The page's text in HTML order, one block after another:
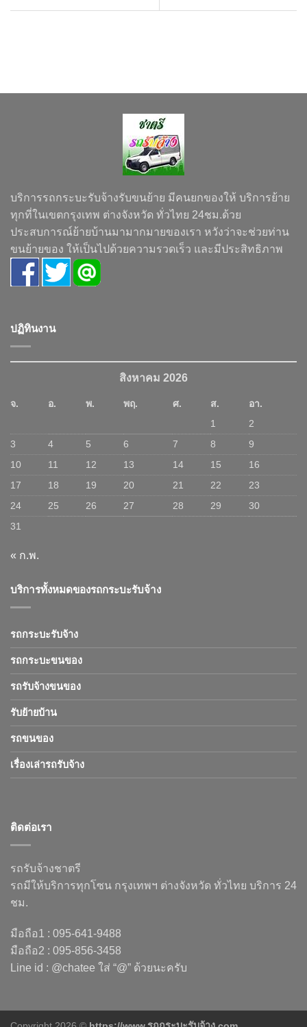
บริการรถกระบะรับจ้างรับขนย้าย มีคนยกของให้ บริการย้าย
ทุกที่ในเขตกรุงเทพ ต่างจังหวัด ทั่วไทย 24ชม.ด้วย
ประสบการณ์ย้ายบ้านมามากมายของเรา หวังว่าจะช่วยท่าน
ขนย้ายของ ให้เป็นไปด้วยความรวดเร็ว และมีประสิทธิภาพ
ปฏิทินงาน
สิงหาคม 2026
จ. อ. พ. พฤ. ศ. ส.
อา.
1
2
3
4 5 6 7 8
9
10
11 12 13 14 15
16
17
18 19 20 21 22
23
24
25 26 27 28 29
30
31
« ก.พ.
บริการทั้งหมดของรถกระบะรับจ้าง
รถกระบะรับจ้าง
รถกระบะขนของ
รถรับจ้างขนของ
รับย้ายบ้าน
รถขนของ
เรื่องเล่ารถรับจ้าง
ติดต่อเรา
รถรับจ้างชาตรี
รถมีให้บริการทุกโซน กรุงเทพฯ ต่างจังหวัด ทั่วไทย บริการ 24
ชม.
มือถือ1 : 095-641-9488
มือถือ2 : 095-856-3458
Line id : @chatee ใส่ “@” ด้วยนะครับ